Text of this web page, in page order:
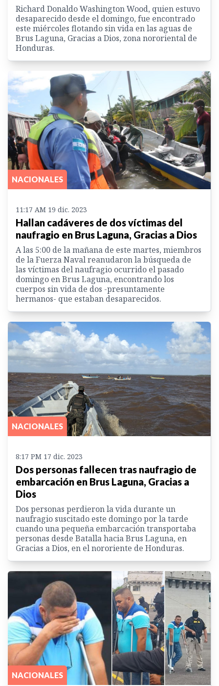
Richard Donaldo Washington Wood, quien estuvo
desaparecido desde el domingo, fue encontrado
este miércoles flotando sin vida en las aguas de
Brus Laguna, Gracias a Dios, zona nororiental de
Honduras.
NACIONALES
11:17 AM 19 dic. 2023
Hallan cadáveres de dos víctimas del
naufragio en Brus Laguna, Gracias a Dios
A las 5:00 de la mañana de este martes, miembros
de la Fuerza Naval reanudaron la búsqueda de
las víctimas del naufragio ocurrido el pasado
domingo en Brus Laguna, encontrando los
cuerpos sin vida de dos -presuntamente
hermanos- que estaban desaparecidos.
NACIONALES
8:17 PM 17 dic. 2023
Dos personas fallecen tras naufragio de
embarcación en Brus Laguna, Gracias a
Dios
Dos personas perdieron la vida durante un
naufragio suscitado este domingo por la tarde
cuando una pequeña embarcación transportaba
personas desde Batalla hacia Brus Laguna, en
Gracias a Dios, en el nororiente de Honduras.
NACIONALES